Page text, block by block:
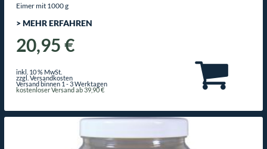
Eimer mit 1000 g
> MEHR ERFAHREN
20,95 €
inkl. 10 % MwSt.
zzgl. Versandkosten
Versand binnen 1 - 3 Werktagen
kostenloser Versand ab 39,90 €